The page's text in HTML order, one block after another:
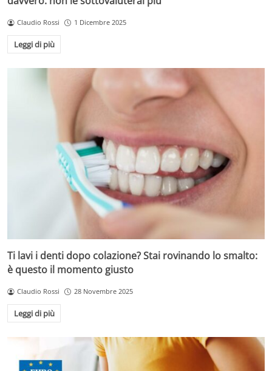
Claudio Rossi 1 Dicembre 2025
Leggi di più
Ti lavi i denti dopo colazione? Stai rovinando lo smalto:
è questo il momento giusto
Claudio Rossi 28 Novembre 2025
Leggi di più